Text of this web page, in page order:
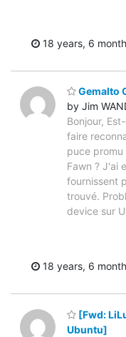
18 years, 6
Gemalto
by Jim
Bonjour,
faire
puce promu
Fawn ? J'ai
fournissent
trouvé.
device sur
18 years, 6
[Fwd:
Ubuntu]